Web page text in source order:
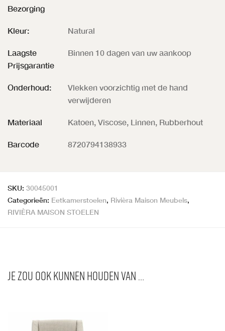
Bezorging
Kleur: Natural
Laagste
Prijsgarantie
Binnen 10 dagen van uw aankoop
Onderhoud:
Vlekken voorzichtig met de hand
verwijderen
Materiaal Katoen, Viscose, Linnen, Rubberhout
Barcode 8720794138933
SKU: 30045001
Categorieën: Eetkamerstoelen, Rivièra Maison Meubels,
RIVIÈRA MAISON STOELEN
Je zou ook kunnen houden van …